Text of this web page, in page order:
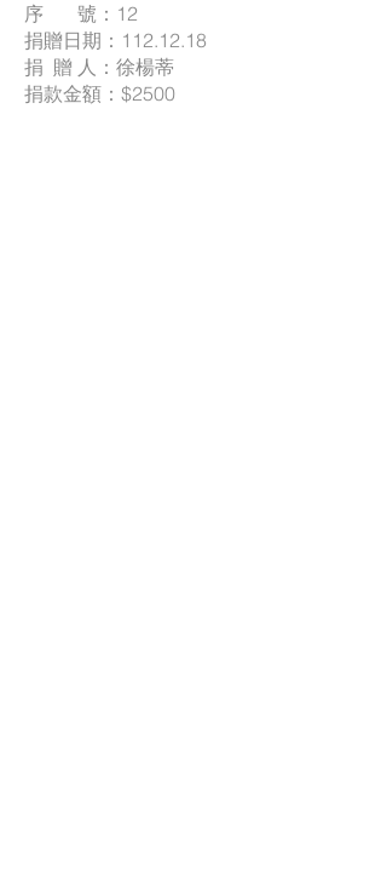
序 號：12
捐贈日期：112.12.18
捐 贈 人：徐楊蒂
捐款金額：$2500